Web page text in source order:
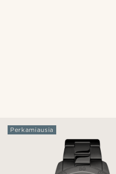
Perkamiausia